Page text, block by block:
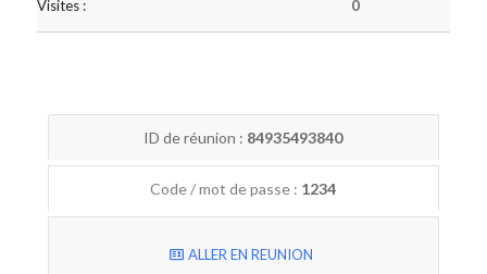
Visites : 0
ID de réunion : 84935493840
Code / mot de passe : 1234
ALLER EN REUNION